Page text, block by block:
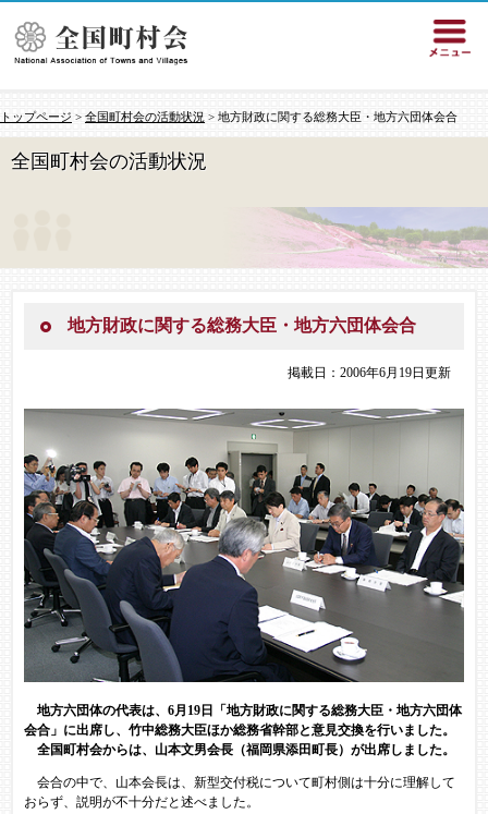
トップページ > 全国町村会の活動状況 > 地方財政に関する総務大臣・地方六団体会合
全国町村会の活動状況
地方財政に関する総務大臣・地方六団体会合
掲載日：2006年6月19日更新
地方六団体の代表は、6月19日「地方財政に関する総務大臣・地方六団体
会合」に出席し、竹中総務大臣ほか総務省幹部と意見交換を行いました。
全国町村会からは、山本文男会長（福岡県添田町長）が出席しました。
会合の中で、山本会長は、新型交付税について町村側は十分に理解して
おらず、説明が不十分だと述べました。